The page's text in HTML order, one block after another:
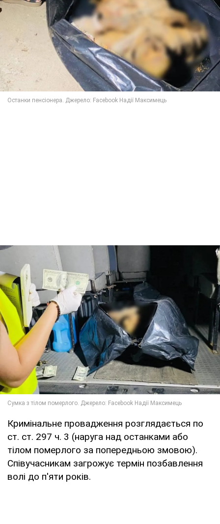
Кримінальне провадження розглядається по
ст. ст. 297 ч. 3 (наруга над останками або
тілом померлого за попередньою змовою).
Співучасникам загрожує термін позбавлення
волі до п'яти років.